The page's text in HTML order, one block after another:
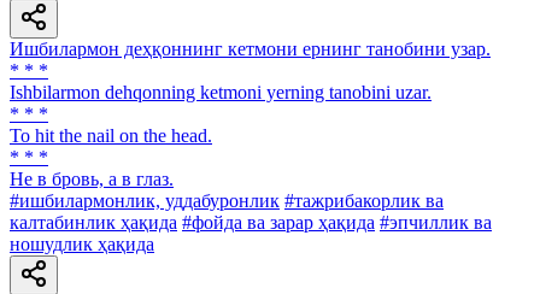
Ишбилармон деҳқоннинг кетмони ернинг танобини узар.
* * *
Ishbilarmon dehqonning ketmoni yerning tanobini uzar.
* * *
To hit the nail on the head.
* * *
Нe в бровь, а в глаз.
#ишбилармонлик, уддабуронлик #тажрибакорлик ва
калтабинлик ҳақида #фойда ва зарар ҳақида #эпчиллик ва
ношудлик ҳақида